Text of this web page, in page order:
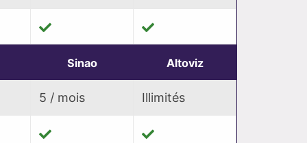
Sinao Altoviz
5 / mois Illimités